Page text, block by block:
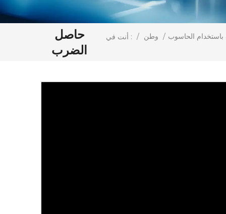
حاصل
الضرب
أنت في : / وطن / باستخدام الحاسوب